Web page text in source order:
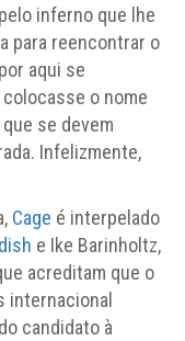
inferno que lhe
para reencontrar o
aqui se
o nome
se devem
Infelizmente,
Cage é interpelado
e Ike Barinholtz,
acreditam que o
internacional
candidato à